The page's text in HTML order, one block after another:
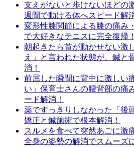
支えがないと歩けないほどの
週間で動ける体へスピード解
変形性膝関節による膝の痛み
で大好きなテニスに完全復帰！
朝起きたら首が動かせない激
え」と言われた状態が、鍼と
消！
前屈した瞬間に背中に激しい
い」保育士さんの腰背部の痛
ード解消！
薬ですっきりしなかった「後
矯正と鍼施術で根本解消！
スルメを食べて突然あごに
全身の姿勢の解消でスムーズ